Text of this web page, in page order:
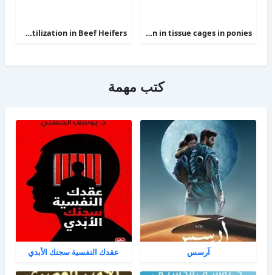
Clinical efficacy of intravenous administration of marbofloxacin in a Staphylococcus aureus infection in tissue cages in ponies
Phosphorus Deficiency Metabolism and Food Utilization in Beef Heifers
كتب مهمة
آرسس عقدك النفسية سجنك الأبدي